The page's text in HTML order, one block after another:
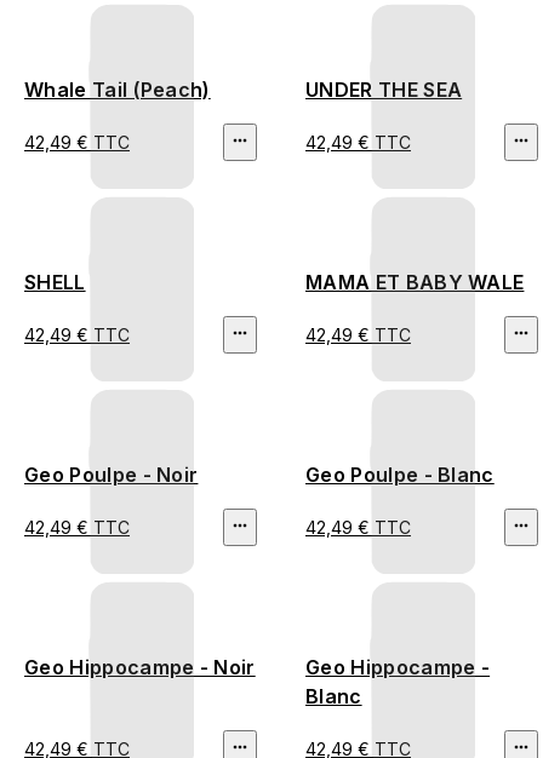
Whale Tail (Peach)
42,49 € TTC
UNDER THE SEA
42,49 € TTC
SHELL
42,49 € TTC
MAMA ET BABY WALE
42,49 € TTC
Geo Poulpe - Noir
42,49 € TTC
Geo Poulpe - Blanc
42,49 € TTC
Geo Hippocampe - Noir
42,49 € TTC
Geo Hippocampe -
Blanc
42,49 € TTC